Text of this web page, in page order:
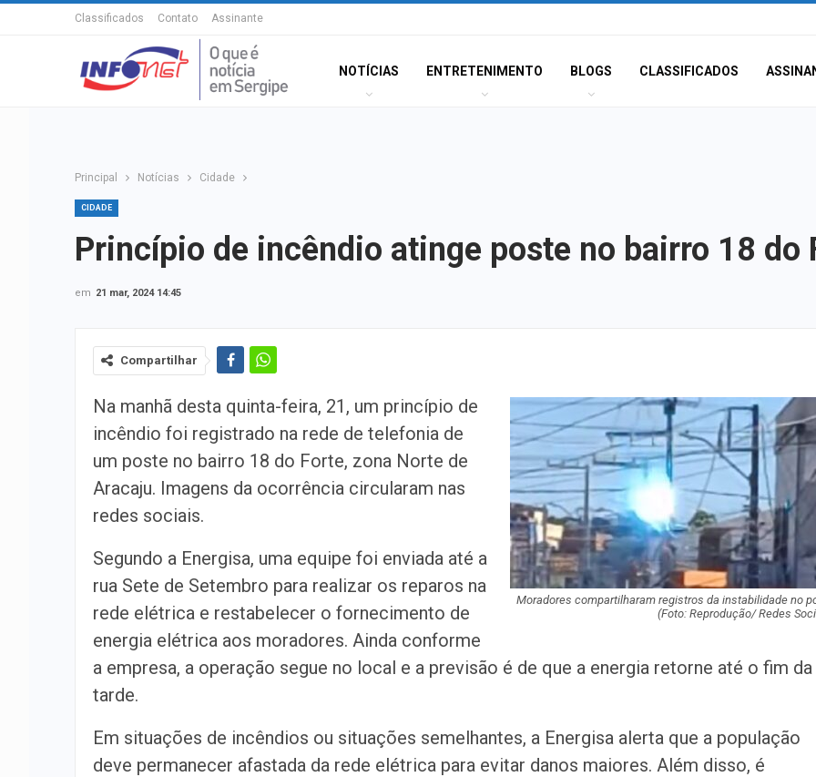
Classificados Contato Assinante
NOTÍCIAS ENTRETENIMENTO BLOGS CLASSIFICADOS
Principal Notícias Cidade
CIDADE
Princípio de incêndio atinge poste no bairro 18 do
em 21 mar, 2024 14:45
Compartilhar
Moradores compartilharam registros da instabilidade no
(Foto: Reprodução/ Redes
Na manhã desta quinta-feira, 21, um princípio de
incêndio foi registrado na rede de telefonia de
um poste no bairro 18 do Forte, zona Norte de
Aracaju. Imagens da ocorrência circularam nas
redes sociais.
Segundo a Energisa, uma equipe foi enviada até a
rua Sete de Setembro para realizar os reparos na
rede elétrica e restabelecer o fornecimento de
energia elétrica aos moradores. Ainda conforme
a empresa, a operação segue no local e a previsão é de que a energia retorne até o fim da
tarde.
Em situações de incêndios ou situações semelhantes, a Energisa alerta que a população
deve permanecer afastada da rede elétrica para evitar danos maiores. Além disso, é
Insaciável
Homem é preso
América com
de crack
Champagne:
de Pai e Filho
Tempo
Homem Aranha:
Dia